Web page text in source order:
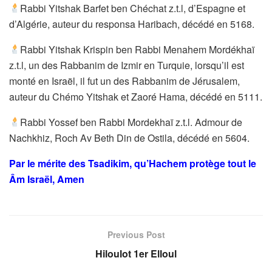
Rabbi Yitshak Barfet ben Chéchat z.t.l, d’Espagne et
d’Algérie, auteur du responsa Haribach, décédé en 5168.
Rabbi Yitshak Krispin ben Rabbi Menahem Mordékhaï
z.t.l, un des Rabbanim de Izmir en Turquie, lorsqu’il est
monté en Israël, il fut un des Rabbanim de Jérusalem,
auteur du Chémo Yitshak et Zaoré Hama, décédé en 5111.
Rabbi Yossef ben Rabbi Mordekhaï z.t.l. Admour de
Nachkhiz, Roch Av Beth Din de Ostila, décédé en 5604.
Par le mérite des Tsadikim, qu’Hachem protège tout le
Âm Israël, Amen
Previous Post
Hiloulot 1er Elloul